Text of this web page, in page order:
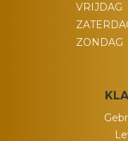
VRIJDAG
ZONDAG